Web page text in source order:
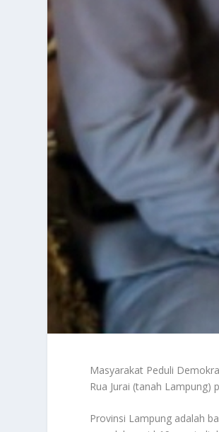
Masyarakat Peduli
Rua Jurai (tanah Lampung)
Provinsi Lampung adalah